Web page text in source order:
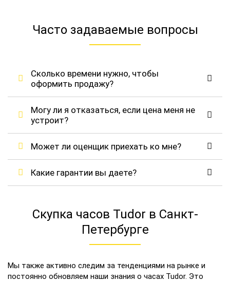
Часто задаваемые вопросы
Сколько времени нужно, чтобы
оформить продажу?
Могу ли я отказаться, если цена меня не
устроит?
Может ли оценщик приехать ко мне?
Какие гарантии вы даете?
Скупка часов Tudor в Санкт-
Петербурге
Мы также активно следим за тенденциями на рынке и
постоянно обновляем наши знания о часах Tudor. Это